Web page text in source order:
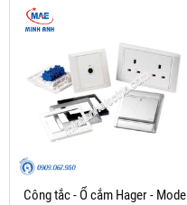
Công tắc - Ổ cắm Hager - Model